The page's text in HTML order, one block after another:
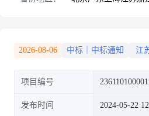
2026-08-06 中标｜中标通知 江
项目编号
发布时间 2024-05-22